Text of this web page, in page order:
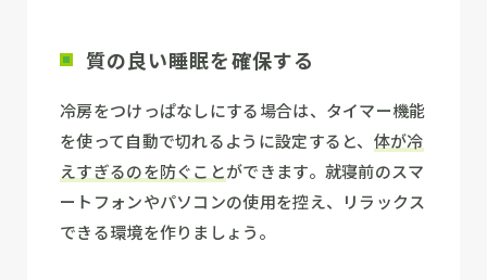
質の良い睡眠を確保する
冷房をつけっぱなしにする場合は、タイマー機能
を使って自動で切れるように設定すると、 体が冷
えすぎるのを防ぐことができます。就寝前のスマ
ートフォンやパソコンの使用を控え、リラックス
できる環境を作りましょう。